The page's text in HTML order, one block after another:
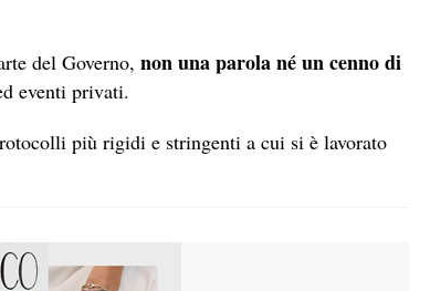
del Governo, non una parola né un cenno di
eventi privati.
più rigidi e stringenti a cui si è lavorato